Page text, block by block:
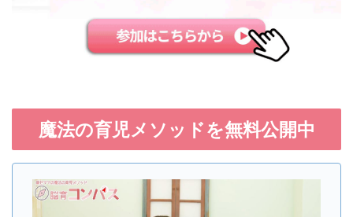
魔法の育児メソッドを無料公開中